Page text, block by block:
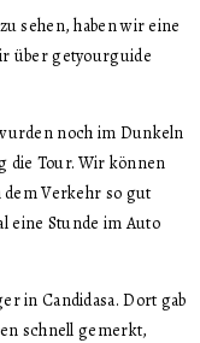
sehen, haben wir eine
über getyourguide
noch im Dunkeln
die Tour. Wir können
dem Verkehr so gut
eine Stunde im Auto
in Candidasa. Dort gab
schnell gemerkt,